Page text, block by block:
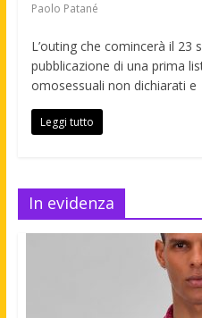
Paolo Patané
L’outing che comincerà il 23
pubblicazione di una prima
omosessuali non dichiarati e
Leggi tutto
In evidenza